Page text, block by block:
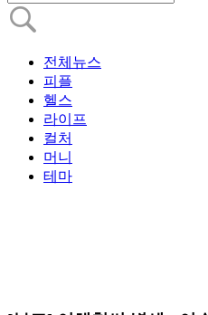
전체뉴스
피플
헬스
라이프
컬처
머니
테마